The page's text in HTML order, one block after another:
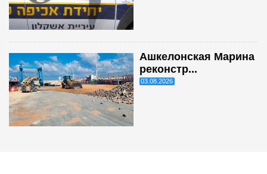
Ашкелонская Марина
реконстр...
03.08.2026